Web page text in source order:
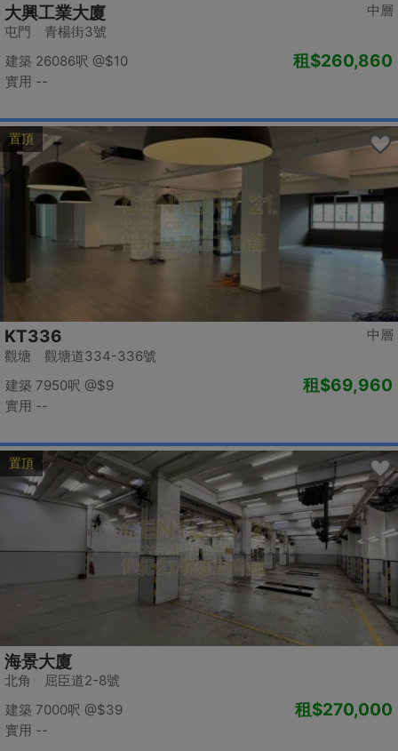
中層
大興工業大廈
屯門 青楊街3號
建築 26086呎 @$10
實用 --
租$260,860
置頂
中層
KT336
觀塘 觀塘道334-336號
建築 7950呎 @$9
實用 --
租$69,960
置頂
海景大廈
北角 屈臣道2-8號
建築 7000呎 @$39
實用 --
租$270,000